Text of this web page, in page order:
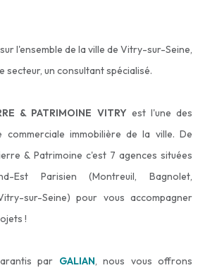
l'ensemble de la ville de Vitry-sur-Seine,
secteur, un consultant spécialisé.
& PATRIMOINE VITRY est l'une des
commerciale immobilière de la ville. De
& Patrimoine c'est 7 agences situées
Est Parisien (Montreuil, Bagnolet,
sur-Seine) pour vous accompagner
!
par GALIAN, nous vous offrons